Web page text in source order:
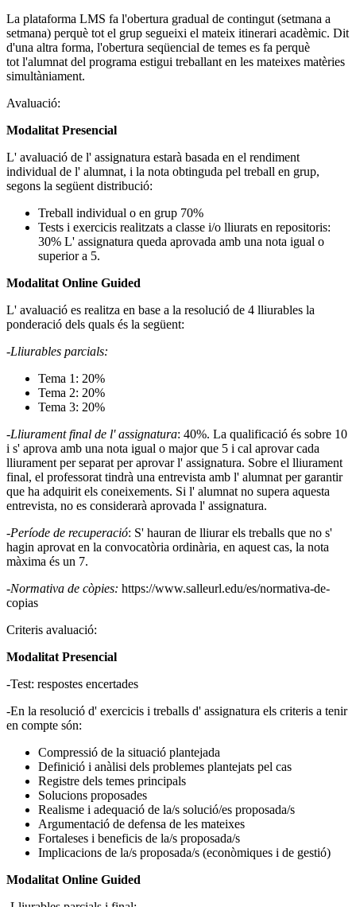
La plataforma LMS fa l'obertura gradual de contingut (setmana a
setmana) perquè tot el grup segueixi el mateix itinerari acadèmic. Dit
d'una altra forma, l'obertura seqüencial de temes es fa perquè
tot l'alumnat del programa estigui treballant en les mateixes matèries
simultàniament.
Avaluació:
Modalitat Presencial
L' avaluació de l' assignatura estarà basada en el rendiment
individual de l' alumnat, i la nota obtinguda pel treball en grup,
segons la següent distribució:
Treball individual o en grup 70%
Tests i exercicis realitzats a classe i/o lliurats en repositoris:
30% L' assignatura queda aprovada amb una nota igual o
superior a 5.
Modalitat Online Guided
L' avaluació es realitza en base a la resolució de 4 lliurables la
ponderació dels quals és la següent:
-Lliurables parcials:
Tema 1: 20%
Tema 2: 20%
Tema 3: 20%
-Lliurament final de l' assignatura: 40%. La qualificació és sobre 10
i s' aprova amb una nota igual o major que 5 i cal aprovar cada
lliurament per separat per aprovar l' assignatura. Sobre el lliurament
final, el professorat tindrà una entrevista amb l' alumnat per garantir
que ha adquirit els coneixements. Si l' alumnat no supera aquesta
entrevista, no es considerarà aprovada l' assignatura.
-Període de recuperació: S' hauran de lliurar els treballs que no s'
hagin aprovat en la convocatòria ordinària, en aquest cas, la nota
màxima és un 7.
-Normativa de còpies: https://www.salleurl.edu/es/normativa-de-
copias
Criteris avaluació:
Modalitat Presencial
-Test: respostes encertades
-En la resolució d' exercicis i treballs d' assignatura els criteris a tenir
en compte són:
Compressió de la situació plantejada
Definició i anàlisi dels problemes plantejats pel cas
Registre dels temes principals
Solucions proposades
Realisme i adequació de la/s solució/es proposada/s
Argumentació de defensa de les mateixes
Fortaleses i beneficis de la/s proposada/s
Implicacions de la/s proposada/s (econòmiques i de gestió)
Modalitat Online Guided